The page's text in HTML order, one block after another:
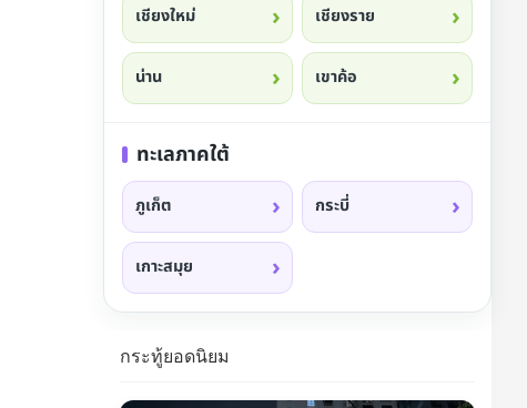
เชียงใหม่ เชียงราย
น่าน เขาค้อ
ทะเลภาคใต้
ภูเก็ต กระบี่
เกาะสมุย
กระทู้ยอดนิยม